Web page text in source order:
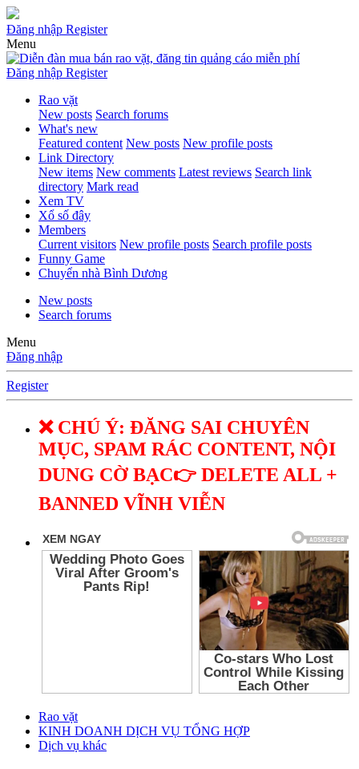
Đăng nhập Register
Menu
Đăng nhập Register
Rao vặt
New posts Search forums
What's new
Featured content New posts New profile posts
Link Directory
New items New comments Latest reviews Search link
directory Mark read
Xem TV
Xổ số đây
Members
Current visitors New profile posts Search profile posts
Funny Game
Chuyển nhà Bình Dương
New posts
Search forums
Menu
Đăng nhập
Register
❌ CHÚ Ý: ĐĂNG SAI CHUYÊN
MỤC, SPAM RÁC CONTENT, NỘI
DUNG CỜ BẠC👉 DELETE ALL +
BANNED VĨNH VIỄN
Rao vặt
KINH DOANH DỊCH VỤ TỔNG HỢP
Dịch vụ khác